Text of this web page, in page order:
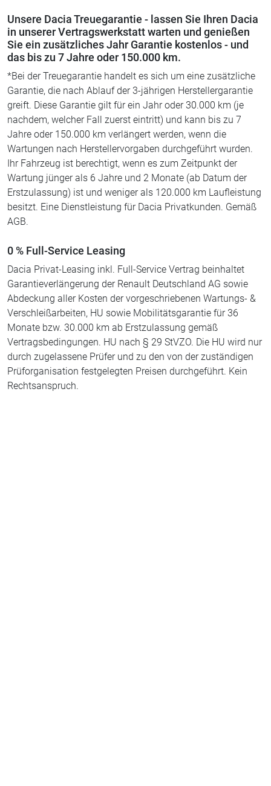
Unsere Dacia Treuegarantie - lassen Sie Ihren Dacia
in unserer Vertragswerkstatt warten und genießen
Sie ein zusätzliches Jahr Garantie kostenlos - und
das bis zu 7 Jahre oder 150.000 km.
*Bei der Treuegarantie handelt es sich um eine zusätzliche
Garantie, die nach Ablauf der 3-jährigen Herstellergarantie
greift. Diese Garantie gilt für ein Jahr oder 30.000 km (je
nachdem, welcher Fall zuerst eintritt) und kann bis zu 7
Jahre oder 150.000 km verlängert werden, wenn die
Wartungen nach Herstellervorgaben durchgeführt wurden.
Ihr Fahrzeug ist berechtigt, wenn es zum Zeitpunkt der
Wartung jünger als 6 Jahre und 2 Monate (ab Datum der
Erstzulassung) ist und weniger als 120.000 km Laufleistung
besitzt. Eine Dienstleistung für Dacia Privatkunden. Gemäß
AGB.
0 % Full-Service Leasing
Dacia Privat-Leasing inkl. Full-Service Vertrag beinhaltet
Garantieverlängerung der Renault Deutschland AG sowie
Abdeckung aller Kosten der vorgeschriebenen Wartungs- &
Verschleißarbeiten, HU sowie Mobilitätsgarantie für 36
Monate bzw. 30.000 km ab Erstzulassung gemäß
Vertragsbedingungen. HU nach § 29 StVZO. Die HU wird nur
durch zugelassene Prüfer und zu den von der zuständigen
Prüforganisation festgelegten Preisen durchgeführt. Kein
Rechtsanspruch.